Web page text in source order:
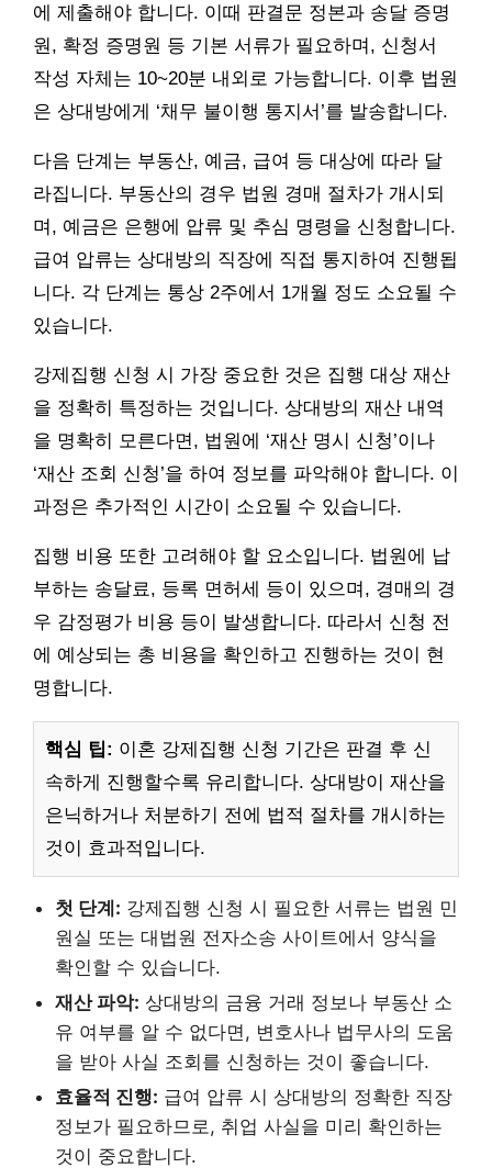
에 제출해야 합니다. 이때 판결문 정본과 송달 증명
원, 확정 증명원 등 기본 서류가 필요하며, 신청서
작성 자체는 10~20분 내외로 가능합니다. 이후 법원
은 상대방에게 ‘채무 불이행 통지서’를 발송합니다.
다음 단계는 부동산, 예금, 급여 등 대상에 따라 달
라집니다. 부동산의 경우 법원 경매 절차가 개시되
며, 예금은 은행에 압류 및 추심 명령을 신청합니다.
급여 압류는 상대방의 직장에 직접 통지하여 진행됩
니다. 각 단계는 통상 2주에서 1개월 정도 소요될 수
있습니다.
강제집행 신청 시 가장 중요한 것은 집행 대상 재산
을 정확히 특정하는 것입니다. 상대방의 재산 내역
을 명확히 모른다면, 법원에 ‘재산 명시 신청’이나
‘재산 조회 신청’을 하여 정보를 파악해야 합니다. 이
과정은 추가적인 시간이 소요될 수 있습니다.
집행 비용 또한 고려해야 할 요소입니다. 법원에 납
부하는 송달료, 등록 면허세 등이 있으며, 경매의 경
우 감정평가 비용 등이 발생합니다. 따라서 신청 전
에 예상되는 총 비용을 확인하고 진행하는 것이 현
명합니다.
핵심 팁: 이혼 강제집행 신청 기간은 판결 후 신
속하게 진행할수록 유리합니다. 상대방이 재산을
은닉하거나 처분하기 전에 법적 절차를 개시하는
것이 효과적입니다.
첫 단계: 강제집행 신청 시 필요한 서류는 법원 민
원실 또는 대법원 전자소송 사이트에서 양식을
확인할 수 있습니다.
재산 파악: 상대방의 금융 거래 정보나 부동산 소
유 여부를 알 수 없다면, 변호사나 법무사의 도움
을 받아 사실 조회를 신청하는 것이 좋습니다.
효율적 진행: 급여 압류 시 상대방의 정확한 직장
정보가 필요하므로, 취업 사실을 미리 확인하는
것이 중요합니다.